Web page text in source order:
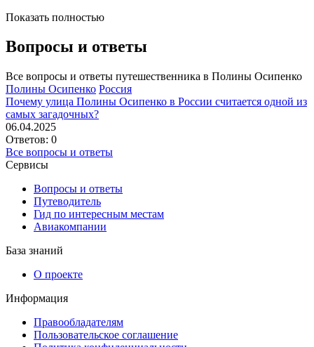
Показать полностью
Вопросы и ответы
Все вопросы и ответы путешественника в Полины Осипенко
Полины Осипенко Россия
Почему улица Полины Осипенко в России считается одной из
самых загадочных?
06.04.2025
Ответов: 0
Все вопросы и ответы
Сервисы
Вопросы и ответы
Путеводитель
Гид по интересным местам
Авиакомпании
База знаний
О проекте
Информация
Правообладателям
Пользовательское соглашение